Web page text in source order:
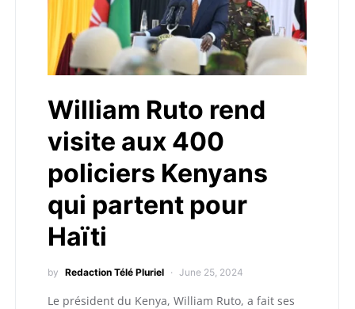
William Ruto rend
visite aux 400
policiers Kenyans
qui partent pour
Haïti
by Redaction Télé Pluriel June 25, 2024
Le président du Kenya, William Ruto, a fait ses